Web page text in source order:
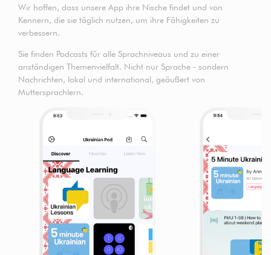
Wir hoffen, dass unsere App ihre Nische findet und von
Kennern, die sie täglich nutzen, um ihre Fähigkeiten zu
verbessern.
Sie finden Podcasts für alle Sprachniveaus und zu einer
anständigen Themenvielfalt. Nicht nur Sprache - sondern
Nachrichten, lokal und international, geäußert von
Muttersprachlern.